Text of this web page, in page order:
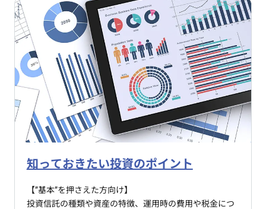
知っておきたい投資のポイント
【”基本”を押さえた方向け】
投資信託の種類や資産の特徴、運用時の費用や税金につ